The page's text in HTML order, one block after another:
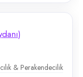
& Perakendecilik